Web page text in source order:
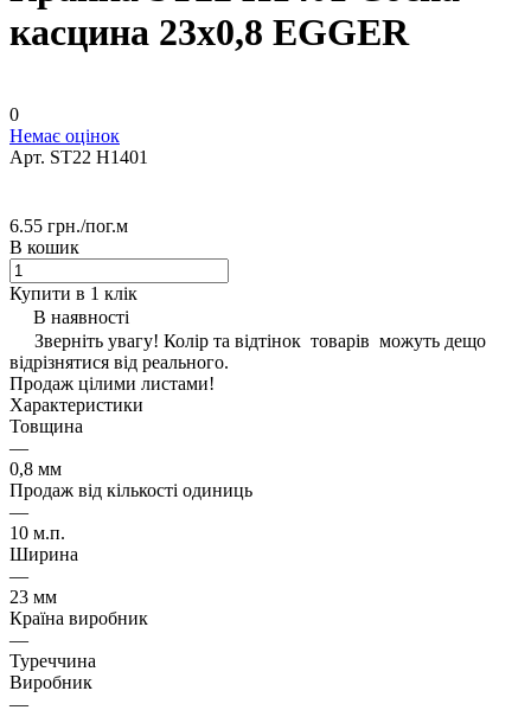
касцина 23х0,8 EGGER
0
Немає оцінок
Арт. ST22 H1401
6.55 грн./пог.м
В кошик
Купити в 1 клік
В наявності
Зверніть увагу! Колір та відтінок товарів можуть дещо
відрізнятися від реального.
Продаж цілими листами!
Характеристики
Товщина
—
0,8 мм
Продаж від кількості одиниць
—
10 м.п.
Ширина
—
23 мм
Країна виробник
—
Туреччина
Виробник
—